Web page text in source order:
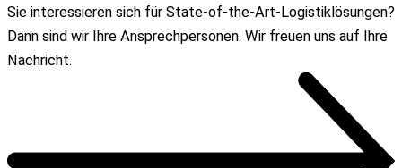
Sie interessieren sich für State-of-the-Art-Logistiklösungen?
Dann sind wir Ihre Ansprechpersonen. Wir freuen uns auf Ihre
Nachricht.